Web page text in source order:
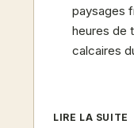
paysages
heures de
calcaires
LIRE LA SUITE